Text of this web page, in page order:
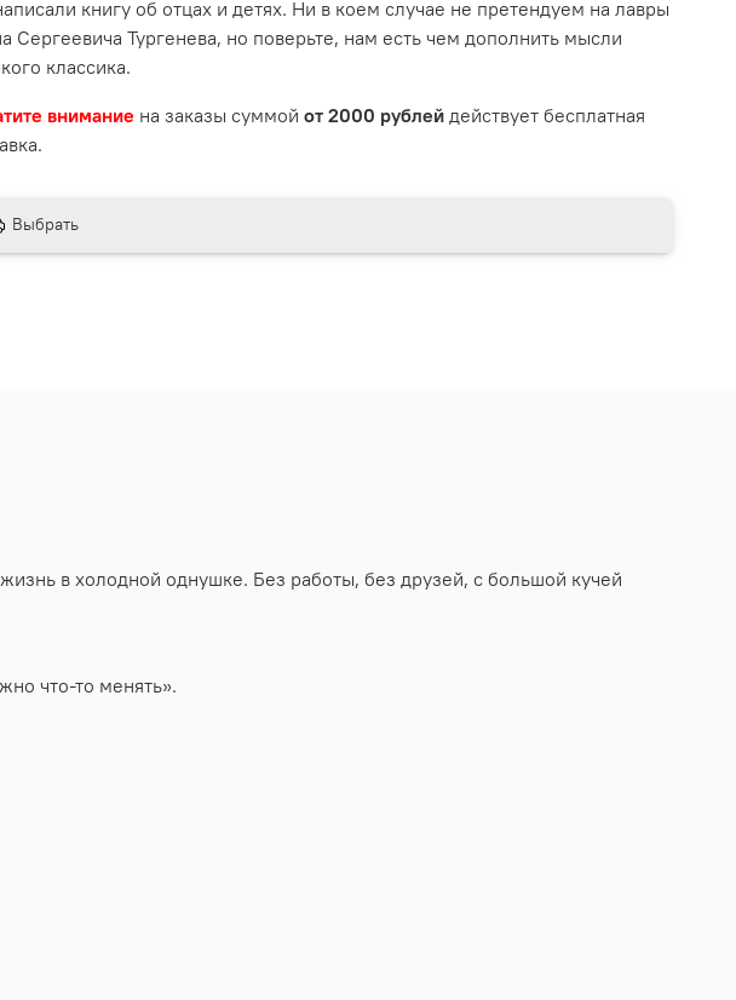
книгу об отцах и детях. Ни в коем случае не претендуем на лавры
Сергеевича Тургенева, но поверьте, нам есть чем дополнить мысли
классика.
внимание на заказы суммой от 2000 рублей действует бесплатная
Выбрать
в холодной однушке. Без работы, без друзей, с большой кучей
что-то менять».